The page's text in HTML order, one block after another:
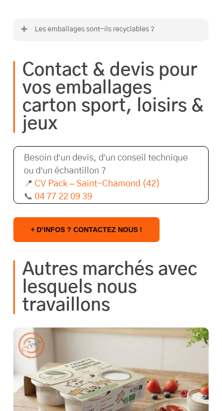
Les emballages sont-ils recyclables ?
et issus de filières responsables.
Contact & devis pour
vos emballages
carton sport, loisirs &
jeux
Besoin d’un devis, d’un conseil technique
ou d’un échantillon ?
📍 CV Pack – Saint-Chamond (42)
📞04 77 22 09 39
+ D’INFOS ? CONTACTEZ NOUS !
Autres marchés avec
lesquels nous
travaillons